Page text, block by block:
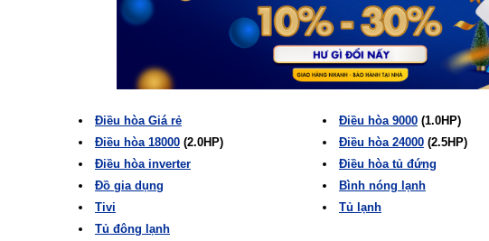
Điều hòa Giá rẻ Điều hòa 9000(1.0HP)
Điều hòa 18000 (2.0HP) Điều hòa 24000(2.5HP)
Điều hòa inverter
Điều hòa tủ đứng
Đồ gia dụng
Bình nóng lạnh
Tivi
Tủ lạnh
Tủ đông lạnh